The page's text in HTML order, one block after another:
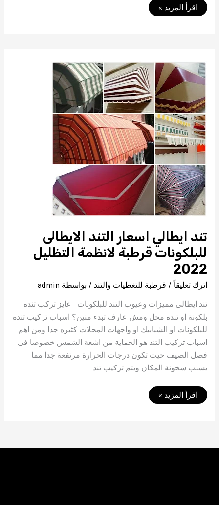
أفضل
شركات
اقرأ المزيد »
تند ايطالي اسعار التند الايطالى
للبلكونات قرطبة لانظمة التظليل
2022
اترك تعليقاً / قرطبة للتغطيات والتند / بواسطة admin
تند ايطالى مميزات وعيوب التند للبلكونات عايز تركب تنده
بلكونة او تنده محل ومش عارف تبدء منين؟ اسباب تركيب تنده
للبلكونات او الشبابيك او واجهات المحلات كثيره جدا ومن اهم
اسباب تركيب التند هو الحماية من اشعة الشمس خصوصا فى
فصل الصيف حيث تكون درجات الحرارة مرتفعة جدا مما
يسبب سخونة المكان ويتم تركيب تند
تند
ايطالي
لانظمة
اقرأ المزيد »